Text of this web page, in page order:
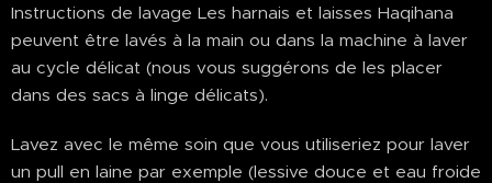
Instructions de lavage Les harnais et laisses Haqihana
peuvent être lavés à la main ou dans la machine à laver
au cycle délicat (nous vous suggérons de les placer
dans des sacs à linge délicats).
Lavez avec le même soin que vous utiliseriez pour laver
un pull en laine par exemple (lessive douce et eau froide